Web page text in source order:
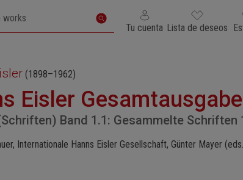
Tu cuenta Tienes 0 artículos en tu
Lista de deseos
(1898–1962)
Eisler
Band 1.1: Gesammelte Schriften
Internationale Hanns Eisler Gesellschaft, Günter Mayer